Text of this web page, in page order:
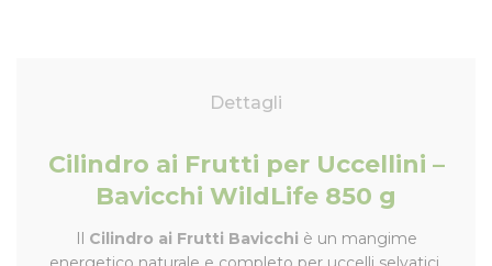
Dettagli
Cilindro ai Frutti per Uccellini –
Bavicchi WildLife 850 g
Il Cilindro ai Frutti Bavicchi è un mangime